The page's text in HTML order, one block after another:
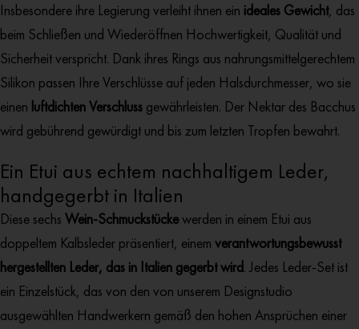
Insbesondere ihre Legierung verleiht ihnen ein ideales Gewicht, das
beim Schließen und Wiederöffnen Hochwertigkeit, Qualität und
Sicherheit verspricht. Dank ihres Rings aus nahrungsmittelgerechtem
Silikon passen Ihre Verschlüsse auf jeden Halsdurchmesser, wo sie
einen luftdichten Verschluss gewährleisten. Der Nektar des Bacchus
wird gebührend gewürdigt und bis zum letzten Tropfen bewahrt.
Ein Etui aus echtem nachhaltigem Leder,
handgegerbt in Italien
Diese sechs Wein-Schmuckstückewerden in einem Etui aus
doppeltem Kalbsleder präsentiert, einem verantwortungsbewusst
hergestellten Leder, das in Italien gegerbtwird. Jedes Leder-Set ist
ein Einzelstück, das von den von unserem Designstudio
ausgewählten Handwerkern gemäß den hohen Ansprüchen einer